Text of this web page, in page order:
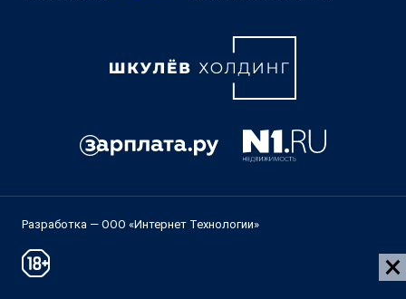
Разработка — ООО «Интернет Технологии»